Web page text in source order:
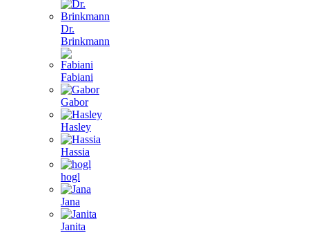
Dr.
Brinkmann
Fabiani
Gabor
Hasley
Hassia
hogl
Jana
Janita